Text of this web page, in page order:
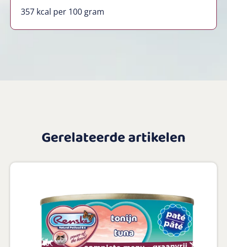
357 kcal per 100 gram
Gerelateerde artikelen